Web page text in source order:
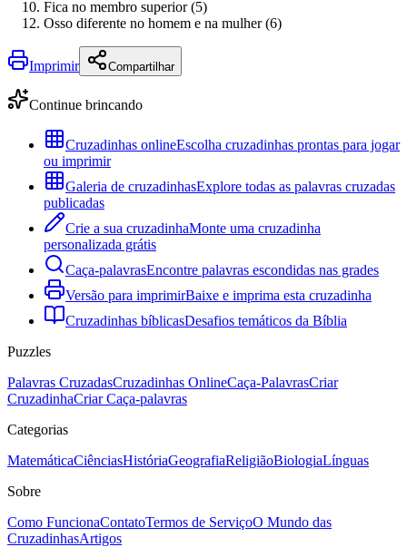
Fica no membro superior (5)
Osso diferente no homem e na mulher (6)
Imprimir Compartilhar
Continue brincando
Cruzadinhas onlineEscolha cruzadinhas prontas para jogar
ou imprimir
Galeria de cruzadinhasExplore todas as palavras cruzadas
publicadas
Crie a sua cruzadinhaMonte uma cruzadinha
personalizada grátis
Caça-palavrasEncontre palavras escondidas nas grades
Versão para imprimirBaixe e imprima esta cruzadinha
Cruzadinhas bíblicasDesafios temáticos da Bíblia
Puzzles
Palavras CruzadasCruzadinhas OnlineCaça-PalavrasCriar
CruzadinhaCriar Caça-palavras
Categorias
MatemáticaCiênciasHistóriaGeografiaReligiãoBiologiaLínguas
Sobre
Como FuncionaContatoTermos de ServiçoO Mundo das
CruzadinhasArtigos